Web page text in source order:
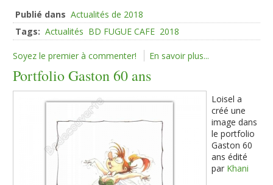
Publié dans Actualités de 2018
Tags: Actualités BD FUGUE CAFE 2018
Soyez le premier à commenter! En savoir plus...
Portfolio Gaston 60 ans
Loisel a
créé une
image dans
le portfolio
Gaston 60
ans édité
par Khani